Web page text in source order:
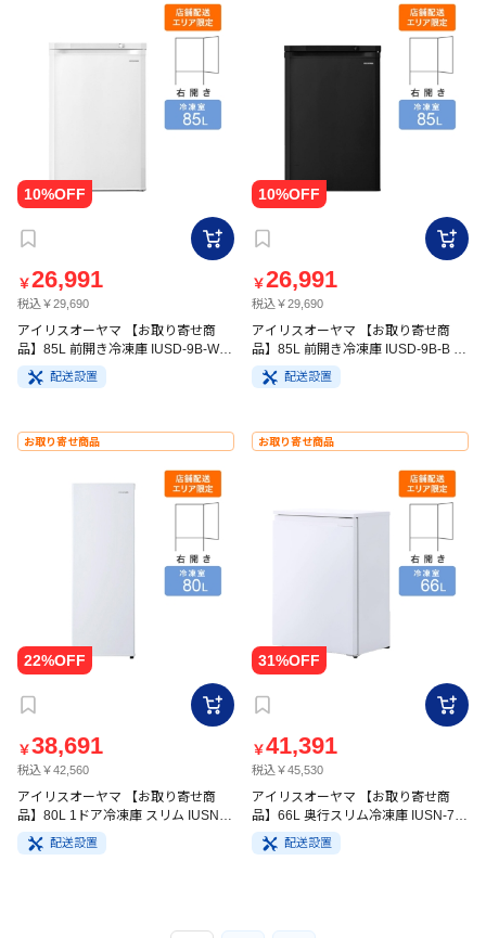
￥26,991
税込￥29,690
アイリスオーヤマ 【お取り寄せ商
品】85L 前開き冷凍庫 IUSD-9B-W
ホワイト
配送設置
￥26,991
税込￥29,690
アイリスオーヤマ 【お取り寄せ商
品】85L 前開き冷凍庫 IUSD-9B-B ブ
ラック
配送設置
お取り寄せ商品
￥38,691
税込￥42,560
アイリスオーヤマ 【お取り寄せ商
品】80L 1ドア冷凍庫 スリム IUSN-
8A-W ホワイト
配送設置
お取り寄せ商品
￥41,391
税込￥45,530
アイリスオーヤマ 【お取り寄せ商
品】66L 奥行スリム冷凍庫 IUSN-7B-
W ホワイト
配送設置